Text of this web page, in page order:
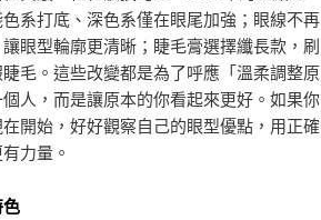
系打底、深色系僅在眼尾加強；眼線不再
眼型輪廓更清晰；睫毛膏選擇纖長款，刷
毛。這些改變都是為了呼應「溫柔調整原
人，而是讓原本的你看起來更好。如果你
開始，好好觀察自己的眼型優點，用正確
力量。